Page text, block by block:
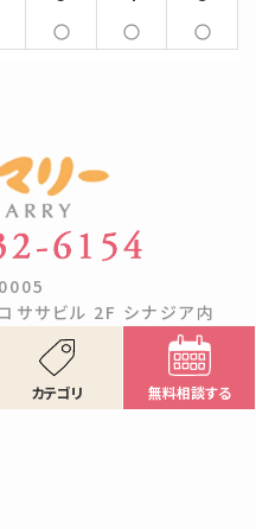
panorama_fish_eye panorama_fish_eye panorama_fish_eye
ササビル 2F シナジア内
〜21:00
All rights reserved.
カテゴリ 無料相談する